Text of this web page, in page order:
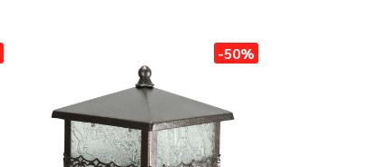
-50%